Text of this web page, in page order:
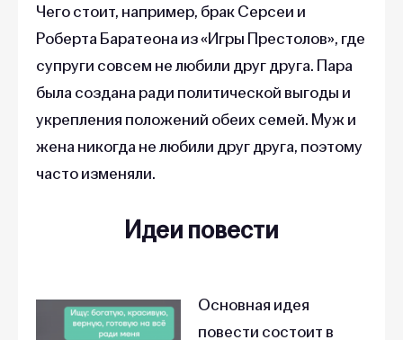
Чего стоит, например, брак Серсеи и
Роберта Баратеона из «Игры Престолов», где
супруги совсем не любили друг друга. Пара
была создана ради политической выгоды и
укрепления положений обеих семей. Муж и
жена никогда не любили друг друга, поэтому
часто изменяли.
Идеи повести
Основная идея
повести состоит в